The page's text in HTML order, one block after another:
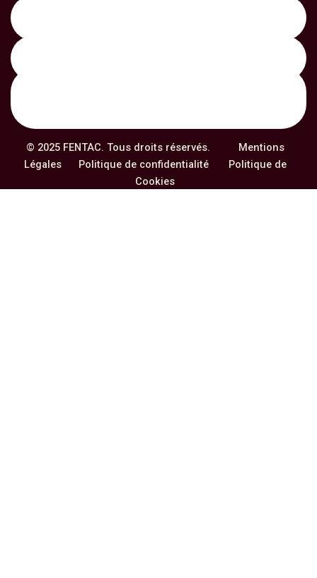
© 2025 FENTAC. Tous droits réservés.
Mentions
Légales
Politique de confidentialité
Politique de
Cookies